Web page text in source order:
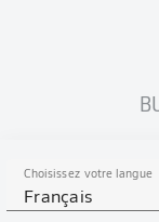
Choisissez votre langue
Français